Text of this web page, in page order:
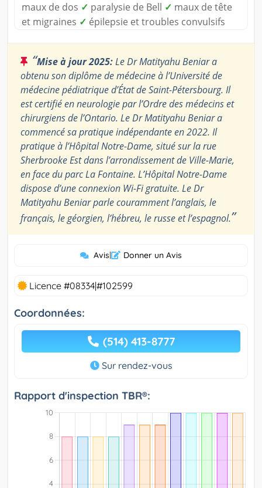
maux de dos ✓ paralysie de Bell ✓ maux de tête
et migraines ✓ épilepsie et troubles convulsifs
“Mise à jour 2025:Le Dr Matityahu Beniar a
obtenu son diplôme de médecine à l’Université de
médecine pédiatrique d’État de Saint-Pétersbourg. Il
est certifié en neurologie par l’Ordre des médecins et
chirurgiens de l’Ontario. Le Dr Matityahu Beniar a
commencé sa pratique indépendante en 2022. Il
pratique à l’Hôpital Notre-Dame, situé sur la rue
Sherbrooke Est dans l’arrondissement de Ville-Marie,
en face du parc La Fontaine. L’Hôpital Notre-Dame
dispose d’une connexion Wi-Fi gratuite. Le Dr
Matityahu Beniar parle couramment l’anglais, le
français, le géorgien, l’hébreu, le russe et l’espagnol.”
Avis| Donner un Avis
Licence #08334|#102599
Coordonnées:
(514) 413-8777
Sur rendez-vous
Rapport d'inspection TBR®: